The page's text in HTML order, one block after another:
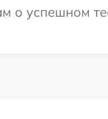
успешном